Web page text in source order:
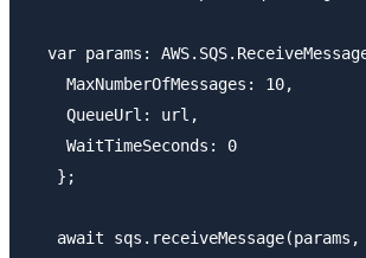
var params:
    MaxNumberOfMessages: 10,
    QueueUrl: url,
    WaitTimeSeconds: 0
   };
await sqs.receiveMessage(params,